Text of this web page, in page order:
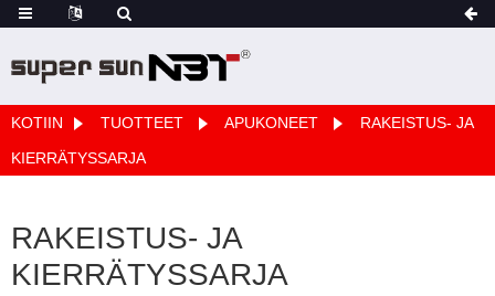
KOTIIN TUOTTEET APUKONEET
RAKEISTUS- JA
KIERRÄTYSSARJA
RAKEISTUS- JA
KIERRÄTYSSARJA